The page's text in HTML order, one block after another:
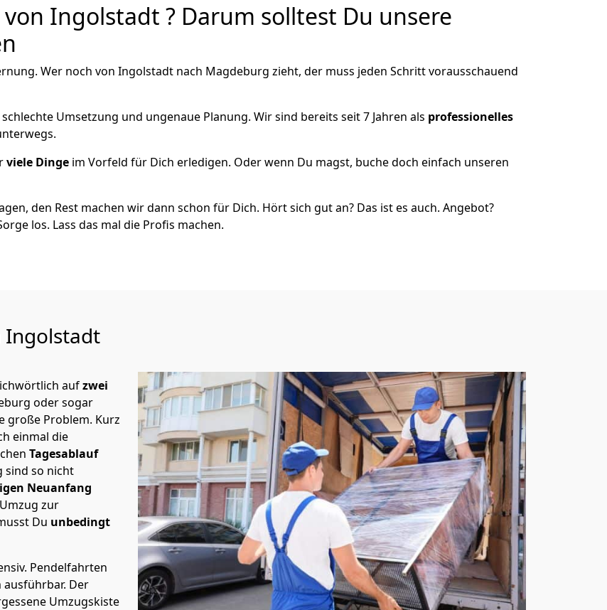
Ingolstadt ? Darum solltest Du unsere
Wer noch von Ingolstadt nach Magdeburg zieht, der muss jeden Schritt vorausschauend
Umsetzung und ungenaue Planung. Wir sind bereits seit 7 Jahren als professionelles
viele Dinge im Vorfeld für Dich erledigen. Oder wenn Du magst, buche doch einfach unseren
den Rest machen wir dann schon für Dich. Hört sich gut an? Das ist es auch. Angebot?
los. Lass das mal die Profis machen.
Ingolstadt
aufzwei
oder sogar
große Problem. Kurz
einmal die
Tagesablauf
sind so nicht
Neuanfang
zur
Du unbedingt
Pendelfahrten
Der
Umzugskiste